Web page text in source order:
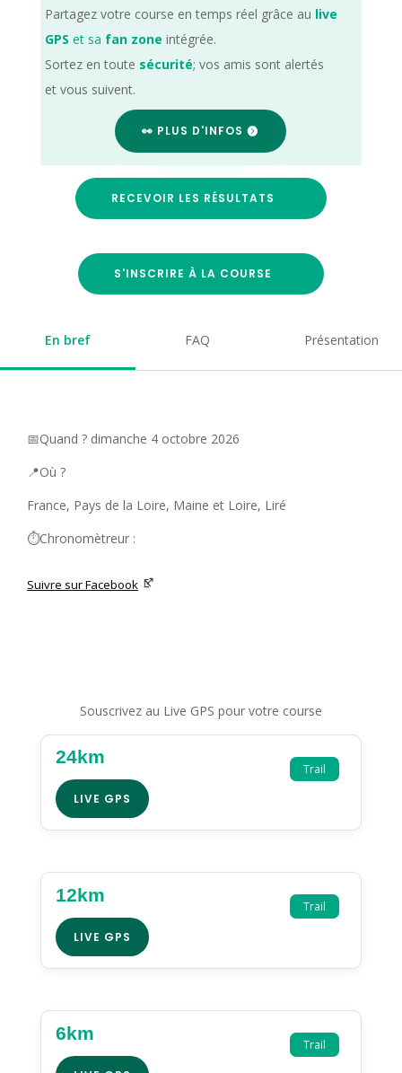
Partagez votre course en temps réel grâce au live
GPS et sa fan zone intégrée.
Sortez en toute sécurité; vos amis sont alertés
et vous suivent.
👀 PLUS D'INFOS
RECEVOIR LES RÉSULTATS
S'INSCRIRE À LA COURSE
En bref FAQ Présentation
📅Quand ? dimanche 4 octobre 2026
📍Où ?
France, Pays de la Loire, Maine et Loire, Liré
⏱️Chronomètreur :
Suivre sur Facebook
Souscrivez au Live GPS pour votre course
Trail
24km
LIVE GPS
Trail
12km
LIVE GPS
Trail
6km